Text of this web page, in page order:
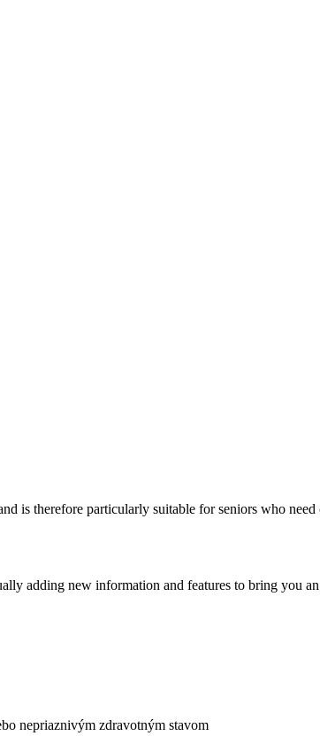
is therefore particularly suitable for seniors who
adding new information and features to bring you
nepriaznivým zdravotným stavom